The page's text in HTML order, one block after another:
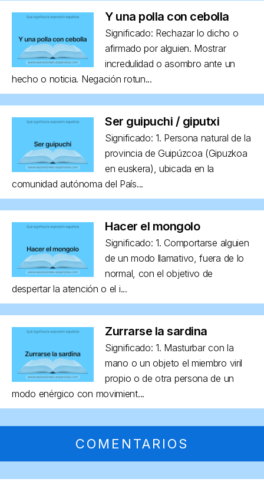
Y una polla con cebolla
Significado: Rechazar lo dicho o
afirmado por alguien. Mostrar
incredulidad o asombro ante un
hecho o noticia. Negación rotun...
Ser guipuchi / giputxi
Significado: 1. Persona natural de la
provincia de Guipúzcoa (Gipuzkoa
en euskera), ubicada en la
comunidad autónoma del País...
Hacer el mongolo
Significado: 1. Comportarse alguien
de un modo llamativo, fuera de lo
normal, con el objetivo de
despertar la atención o el i...
Zurrarse la sardina
Significado: 1. Masturbar con la
mano o un objeto el miembro viril
propio o de otra persona de un
modo enérgico con movimient...
COMENTARIOS